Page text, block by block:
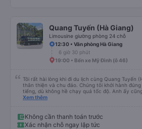
xe.
Quang Tuyến (Hà Giang)
Limousine giường phòng 24 chỗ
12:30 • Văn phòng Hà Giang
6 giờ 30 phút
19:00 • Bến xe Mỹ Đình (ô 46)
Tôi rất hài lòng khi đi du lịch cùng Quang Tuyến
thân thiện và chu đáo. Chúng tôi khởi hành
tiếng, dù không hề chạy quá tốc độ. Anh ấy
tôi cần đi vệ sinh. Suốt cả chuyến đi, chúng tôi
Xem thêm
Không cần thanh toán trước
Xác nhận chỗ ngay lập tức